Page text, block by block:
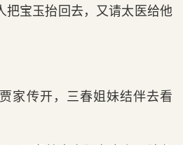
把宝玉抬回去，又请太医给他
家传开，三春姐妹结伴去看